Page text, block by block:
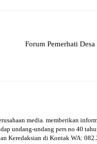
Forum Pemerhati
media. memberikan
undang-undang pers no 40
Keredaksian di Kontak WA: